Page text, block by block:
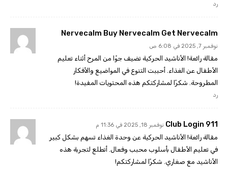
رد
Nervecalm Buy Nervecalm Get Nervecalm
نوفمبر 7, 2025 في 6:08 ص
مقالة رائعة! الأناشيد الحركية تضيف جوًا من المرح أثناء تعليم
الأطفال عن الغذاء. أحببت التنوع في المواضيع والأفكار
المطروحة. شكرًا لمشاركتكم هذه المحتويات المفيدة!
رد
911 Club Login نوفمبر 18, 2025 في 11:36 م
مقالة رائعة! الأناشيد الحركية عن وحدة الغذاء تسهم بشكل كبير
في تعليم الأطفال بأسلوب محبب وفعال. أتطلع لتجربة هذه
الأناشيد مع صغاري. شكرًا لمشاركتكم!